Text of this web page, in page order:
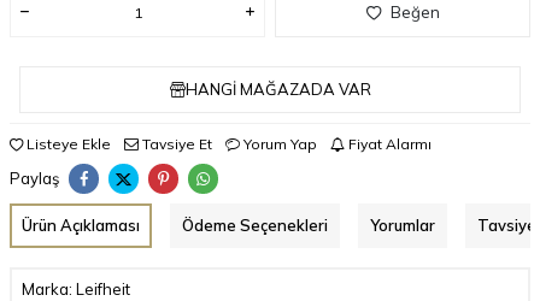
Beğen
HANGI MAĞAZADA VAR
Listeye Ekle Tavsiye Et Yorum Yap Fiyat Alarmı
Paylaş
Ürün Açıklaması Ödeme Seçenekleri Yorumlar Tavsiye
Marka: Leifheit